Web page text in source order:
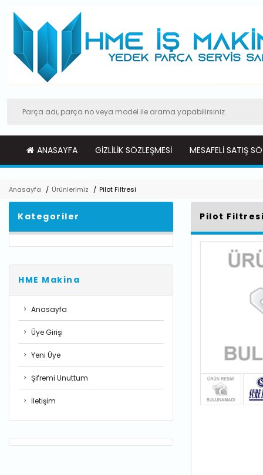
ANASAYFA GIZLILIK SÖZLEŞMESI MESAFELI SATIŞ
Anasayfa / Ürünlerimiz / Pilot Filtresi
Kategoriler
HME Makina
Anasayfa
Üye Girişi
Yeni Üye
Şifremi Unuttum
İletişim
Pilot